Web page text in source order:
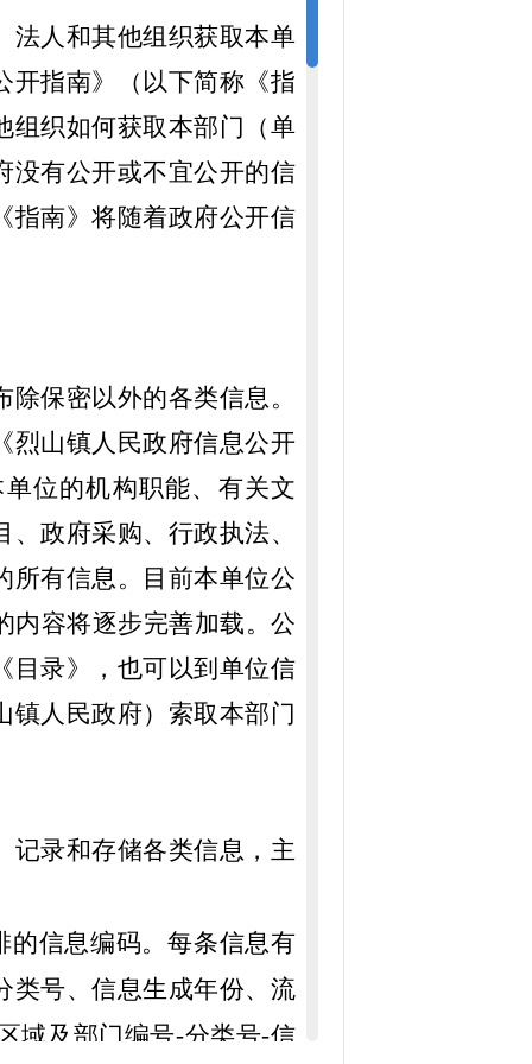
法人和其他组织获取本单
开指南》（以下简称《指
组织如何获取本部门（单
没有公开或不宜公开的信
指南》将随着政府公开信
保密以外的各类信息。
烈山镇人民政府信息公开
位的机构职能、有关文
政府采购、行政执法、
有信息。
目前本单位公
内容将逐步完善加载。公
目录》，也可以到单位信
镇人民政府）索取本部门
记录和存储各类信息，主
的信息编码。每条信息有
类号、信息生成年份、流
域及部门编号-分类号-信